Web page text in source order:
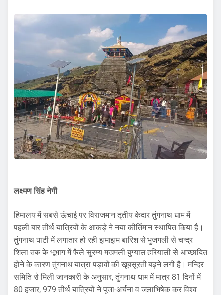
लक्ष्मण सिंह नेगी
हिमालय में सबसे ऊंचाई पर विराजमान तृतीय केदार तुंगनाथ धाम में
पहली बार तीर्थ यात्रियों के आकड़े ने नया कीर्तिमान स्थापित किया है।
तुंगनाथ घाटी में लगातार हो रही झमाझम बारिश से भुजगली से चन्द्र
शिला तक के भूभाग में फैले सुरम्य मखमली बुग्याल हरियाली से आच्छादित
होने के कारण तुंगनाथ यात्रा पड़ावों की खूबसूरती बढ़ने लगी है। मन्दिर
समिति से मिली जानकारी के अनुसार, तुंगनाथ धाम में मात्र 81 दिनों में
80 हजार, 979 तीर्थ यात्रियों ने पूजा-अर्चना व जलाभिषेक कर विश्व